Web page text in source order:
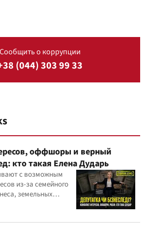
Сообщить о коррупции
(044) 303 99 33
оффшоры и верный
кто такая Елена Дударь
с возможным
из-за семейного
земельных
дел